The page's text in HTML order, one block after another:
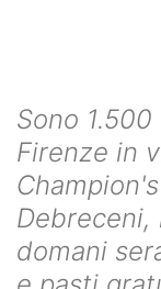
Sono
Firenze in
Debreceni,
domani